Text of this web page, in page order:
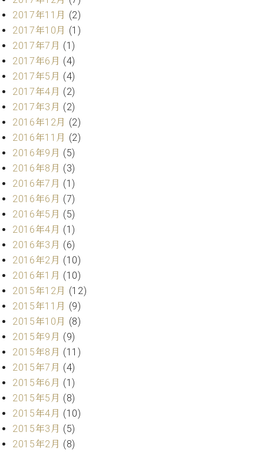
2017年11月 (2)
2017年10月 (1)
2017年7月 (1)
2017年6月 (4)
2017年5月 (4)
2017年4月 (2)
2017年3月 (2)
2016年12月 (2)
2016年11月 (2)
2016年9月 (5)
2016年8月 (3)
2016年7月 (1)
2016年6月 (7)
2016年5月 (5)
2016年4月 (1)
2016年3月 (6)
2016年2月 (10)
2016年1月 (10)
2015年12月 (12)
2015年11月 (9)
2015年10月 (8)
2015年9月 (9)
2015年8月 (11)
2015年7月 (4)
2015年6月 (1)
2015年5月 (8)
2015年4月 (10)
2015年3月 (5)
2015年2月 (8)